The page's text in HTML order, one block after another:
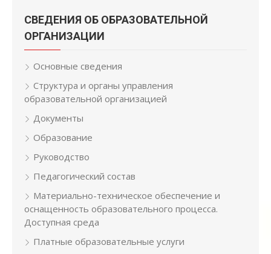
СВЕДЕНИЯ ОБ ОБРАЗОВАТЕЛЬНОЙ
ОРГАНИЗАЦИИ
Основные сведения
Структура и органы управления
образовательной организацией
Документы
Образование
Руководство
Педагогический состав
Материально-техническое обеспечение и
оснащенность образовательного процесса.
Доступная среда
Платные образовательные услуги